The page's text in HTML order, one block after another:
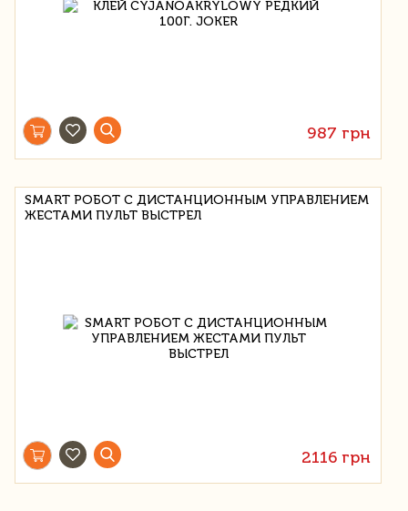
987 грн
SMART РОБОТ С ДИСТАНЦИОННЫМ УПРАВЛЕНИЕМ
ЖЕСТАМИ ПУЛЬТ ВЫСТРЕЛ
2116 грн